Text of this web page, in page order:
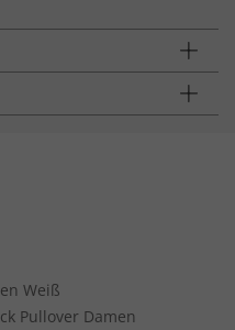
Weiß
Pullover Damen